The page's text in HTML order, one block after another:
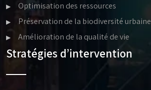
Optimisation des ressources
Préservation de la biodiversité urbaine
Amélioration de la qualité de vie
Stratégies d’intervention